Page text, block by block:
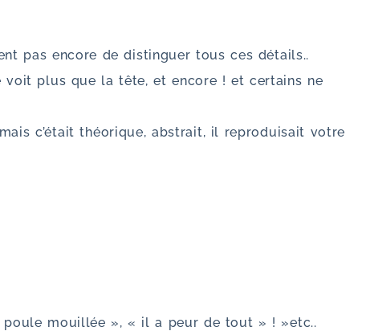
pas encore de distinguer tous ces détails..
voit plus que la tête, et encore ! et certains ne
c’était théorique, abstrait, il reproduisait votre
poule mouillée », « il a peur de tout » ! »etc..